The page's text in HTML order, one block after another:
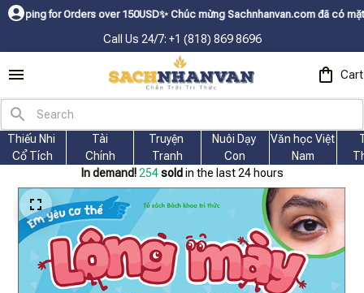
Orders over 150USDㅤ✨Chúc mừng Sachnhanvan.com đã có mặt hơn 200
Call Us 24/7: +1 (818) 869 8696
Cart
Thiếu Nhi
Cổ Tích
Tài
Chính
Truyện
Tranh
Nuôi Dạy
Con
Văn học Việt
Nam
In demand! 257 sold in the last 24 hours